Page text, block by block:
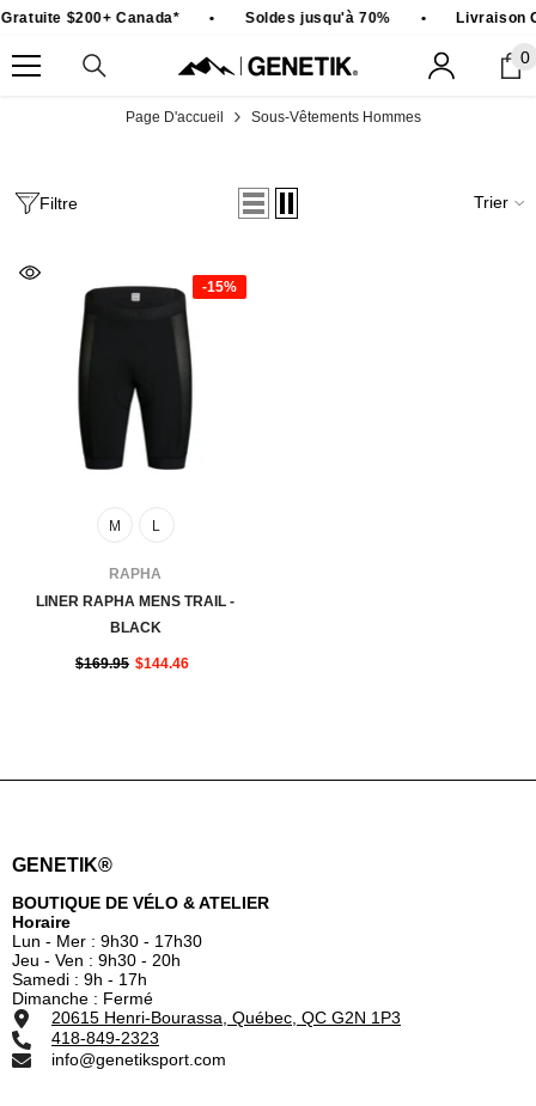
PASSER AU CONTENU
$200+ Canada* • Soldes jusqu'à 70% • Livraison
0
0
Page D'accueil Sous-Vêtements Hommes
Filtre Trier
-15%
M L
FOURNISSEUR:RAPHA
LINER RAPHA MENS TRAIL -
BLACK
$169.95 $144.46
GENETIK®
BOUTIQUE DE VÉLO & ATELIER
Horaire
Lun - Mer : 9h30 - 17h30
Jeu - Ven : 9h30 - 20h
Samedi : 9h - 17h
Dimanche : Fermé
20615 Henri-Bourassa, Québec, QC G2N 1P3
418-849-2323
info@genetiksport.com